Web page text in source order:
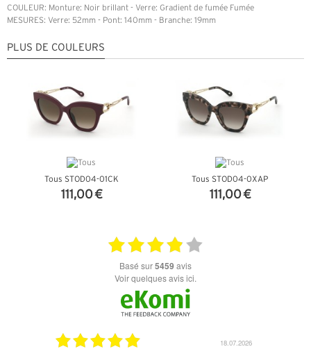
COULEUR: Monture: Noir brillant - Verre: Gradient de fumée Fumée
MESURES: Verre: 52mm - Pont: 140mm - Branche: 19mm
PLUS DE COULEURS
Tous STOD04-01CK
111,00 €
Tous STOD04-0XAP
111,00 €
basé sur5459 avis
Voir quelques avis ici.
06.07.2026